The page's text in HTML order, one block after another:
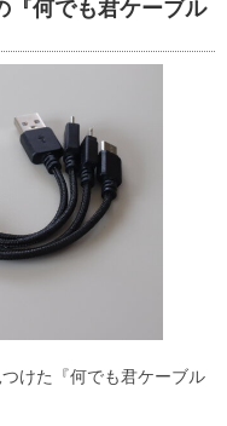
『何でも君ケーブル
けた『何でも君ケーブル